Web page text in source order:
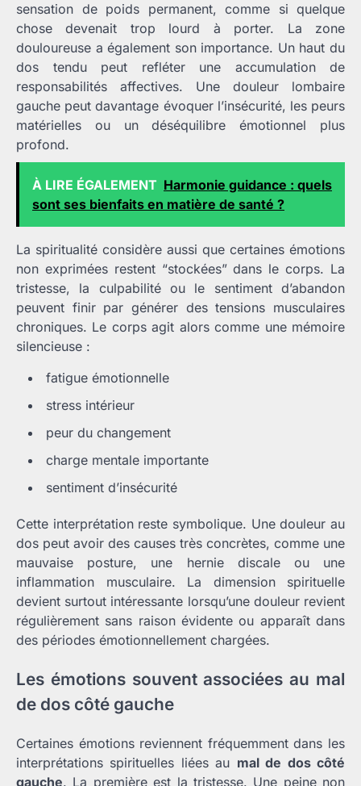
sensation de poids permanent, comme si quelque
chose devenait trop lourd à porter. La zone
douloureuse a également son importance. Un haut du
dos tendu peut refléter une accumulation de
responsabilités affectives. Une douleur lombaire
gauche peut davantage évoquer l’insécurité, les peurs
matérielles ou un déséquilibre émotionnel plus
profond.
À LIRE ÉGALEMENT Harmonie guidance : quels
sont ses bienfaits en matière de santé ?
La spiritualité considère aussi que certaines émotions
non exprimées restent “stockées” dans le corps. La
tristesse, la culpabilité ou le sentiment d’abandon
peuvent finir par générer des tensions musculaires
chroniques. Le corps agit alors comme une mémoire
silencieuse :
fatigue émotionnelle
stress intérieur
peur du changement
charge mentale importante
sentiment d’insécurité
Cette interprétation reste symbolique. Une douleur au
dos peut avoir des causes très concrètes, comme une
mauvaise posture, une hernie discale ou une
inflammation musculaire. La dimension spirituelle
devient surtout intéressante lorsqu’une douleur revient
régulièrement sans raison évidente ou apparaît dans
des périodes émotionnellement chargées.
Les émotions souvent associées au mal
de dos côté gauche
Certaines émotions reviennent fréquemment dans les
interprétations spirituelles liées au mal de dos côté
gauche. La première est la tristesse. Une peine non